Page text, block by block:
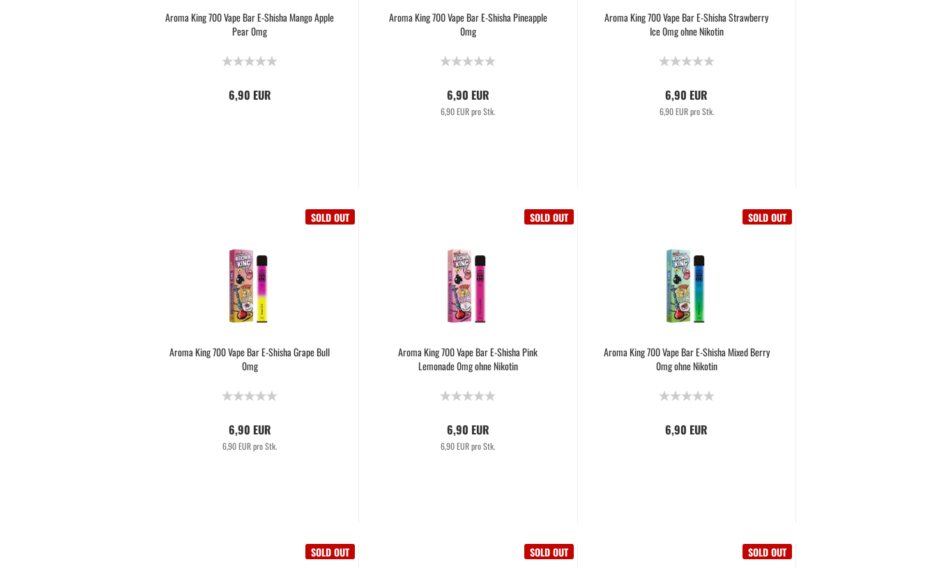
Aroma King 700 Vape Bar E-Shisha Mango Apple
Pear 0mg
6,90 EUR
Aroma King 700 Vape Bar E-Shisha Pineapple
0mg
6,90 EUR
6,90 EUR pro Stk.
Aroma King 700 Vape Bar E-Shisha Strawberry
Ice 0mg ohne Nikotin
6,90 EUR
6,90 EUR pro Stk.
SOLD OUT
Aroma King 700 Vape Bar E-Shisha Grape Bull
0mg
6,90 EUR
6,90 EUR pro Stk.
SOLD OUT
Aroma King 700 Vape Bar E-Shisha Pink
Lemonade 0mg ohne Nikotin
6,90 EUR
6,90 EUR pro Stk.
SOLD OUT
Aroma King 700 Vape Bar E-Shisha Mixed Berry
0mg ohne Nikotin
6,90 EUR
SOLD OUT SOLD OUT SOLD OUT